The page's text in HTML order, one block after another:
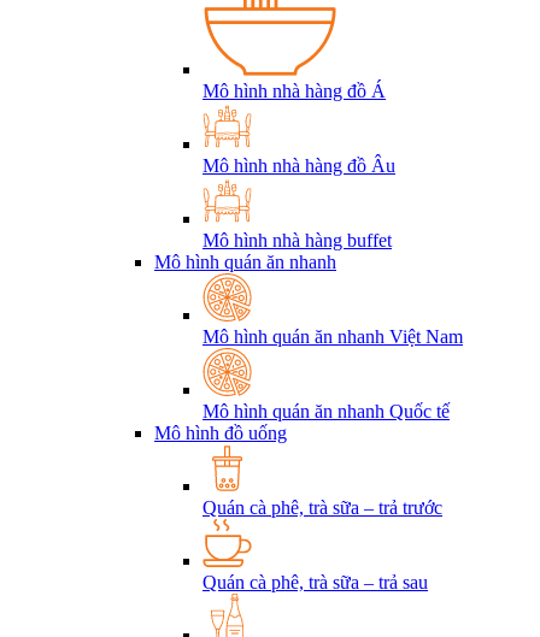
Mô hình nhà hàng đồ Á
Mô hình nhà hàng đồ Âu
Mô hình nhà hàng buffet
Mô hình quán ăn nhanh
Mô hình quán ăn nhanh Việt Nam
Mô hình quán ăn nhanh Quốc tế
Mô hình đồ uống
Quán cà phê, trà sữa – trả trước
Quán cà phê, trà sữa – trả sau